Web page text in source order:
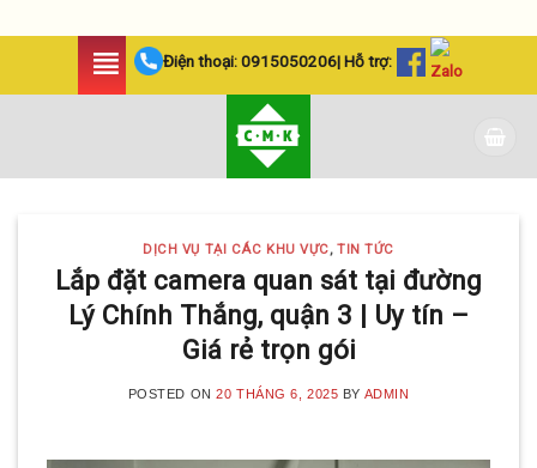
Điện thoại:0915050206| Hỗ trợ:
DỊCH VỤ TẠI CÁC KHU VỰC,TIN TỨC
Lắp đặt camera quan sát tại đường
Lý Chính Thắng, quận 3 | Uy tín –
Giá rẻ trọn gói
POSTED ON20 THÁNG 6, 2025 BY ADMIN